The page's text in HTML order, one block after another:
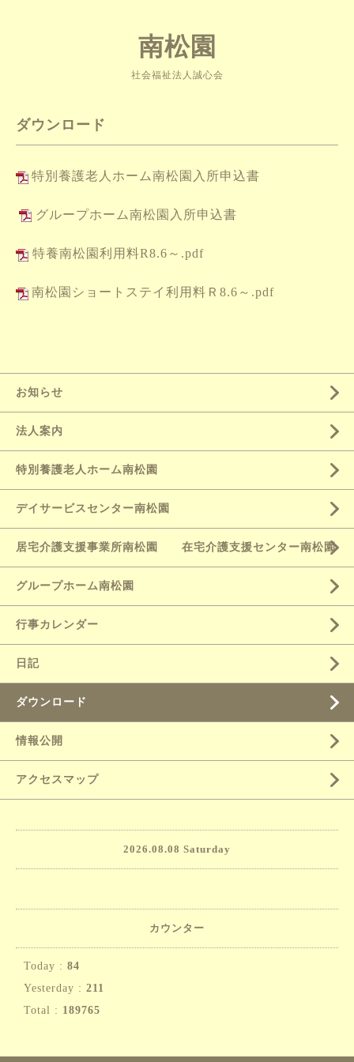
南松園
社会福祉法人誠心会
ダウンロード
特別養護老人ホーム南松園入所申込書
グループホーム南松園入所申込書
特養南松園利用料R8.6～.pdf
南松園ショートステイ利用料Ｒ8.6～.pdf
お知らせ
法人案内
特別養護老人ホーム南松園
デイサービスセンター南松園
居宅介護支援事業所南松園 在宅介護支援センター南松園
グループホーム南松園
行事カレンダー
日記
ダウンロード
情報公開
アクセスマップ
2026.08.08 Saturday
カウンター
Today : 84
Yesterday : 211
Total : 189765